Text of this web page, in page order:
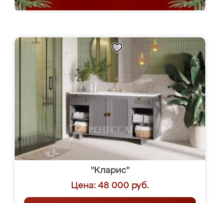
"Кларис"
Цена: 48 000 руб.